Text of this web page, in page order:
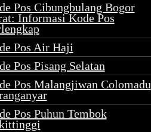
Pos Cibungbulang Bogor
Informasi Kode Pos
Pos Air Haji
Pos Pisang Selatan
Pos Malangjiwan Colomadu
Pos Puhun Tembok